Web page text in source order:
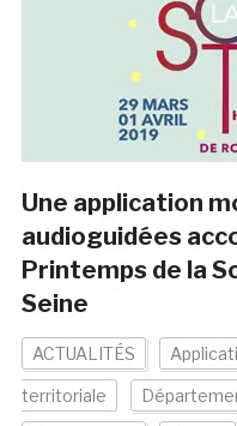
Une application
audioguidées
Printemps de la
Seine
ACTUALITÉS
territoriale